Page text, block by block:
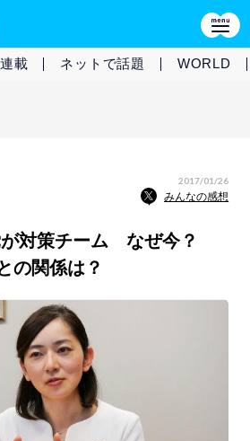
連載 ネットで話題 WORLD
2017/01/26
みんなの感想
が対策チーム なぜ今？
の関係は？